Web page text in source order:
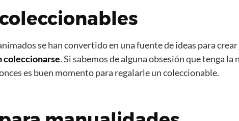
se han convertido en una fuente de ideas para crear
coleccionarse. Si sabemos de alguna obsesión que tenga la
es buen momento para regalarle un coleccionable.